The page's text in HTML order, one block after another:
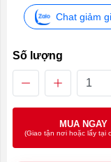
Chat giảm
Số lượng
MUA NGAY
(Giao tận nơi hoặc lấy tại